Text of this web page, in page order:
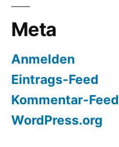
Meta
Anmelden
Eintrags-Feed
Kommentar-Feed
WordPress.org